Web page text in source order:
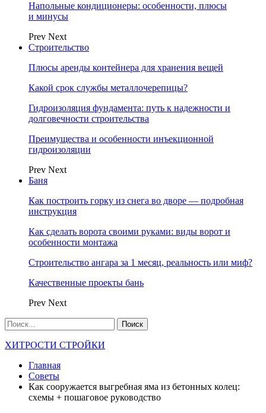
Напольные кондиционеры: особенности, плюсы
и минусы
Prev Next
Строительство
Плюсы аренды контейнера для хранения вещей
Какой срок службы металлочерепицы?
Гидроизоляция фундамента: путь к надежности и
долговечности строительства
Преимущества и особенности инъекционной
гидроизоляции
Prev Next
Баня
Как построить горку из снега во дворе — подробная
инструкция
Как сделать ворота своими руками: виды ворот и
особенности монтажа
Строительство ангара за 1 месяц, реальность или миф?
Качественные проекты бань
Prev Next
ХИТРОСТИ СТРОЙКИ
Главная
Советы
Как сооружается выгребная яма из бетонных колец:
схемы + пошаговое руководство